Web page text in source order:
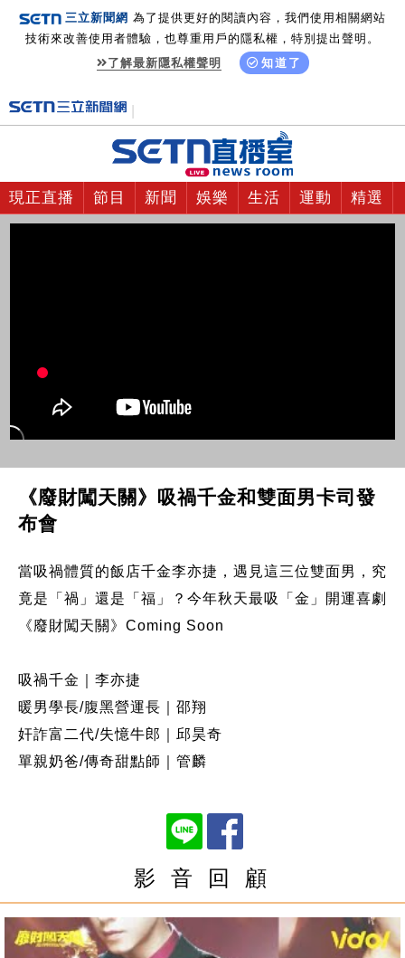
三立新聞網 為了提供更好的閱讀內容，我們使用相關網站
技術來改善使用者體驗，也尊重用戶的隱私權，特別提出聲明。
了解最新隱私權聲明
知道了
現正直播 節目 新聞 娛樂 生活 運動 精選
《廢財闖天關》吸禍千金和雙面男卡司發
布會
當吸禍體質的飯店千金李亦捷，遇見這三位雙面男，究
竟是「禍」還是「福」？今年秋天最吸「金」開運喜劇
《廢財闖天關》Coming Soon
吸禍千金｜李亦捷
暖男學長/腹黑營運長｜邵翔
奸詐富二代/失憶牛郎｜邱昊奇
單親奶爸/傳奇甜點師｜管麟
影 音 回 顧